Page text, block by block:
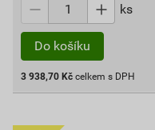
ks
Do košíku
3 938,70 Kč celkem s DPH